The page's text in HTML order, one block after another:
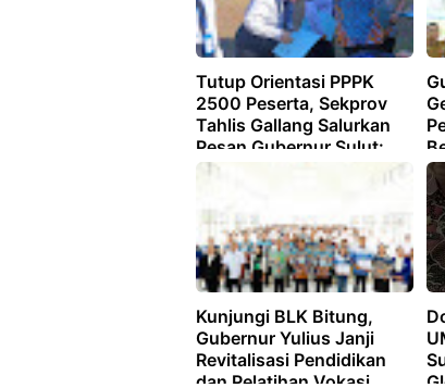
Tutup Orientasi PPPK
2500 Peserta, Sekprov
Tahlis Gallang Salurkan
Pesan Gubernur Sulut:
Mengabdi dengan Penuh
Kunjungi BLK Bitung,
Gubernur Yulius Janji
Revitalisasi Pendidikan
dan Pelatihan Vokasi